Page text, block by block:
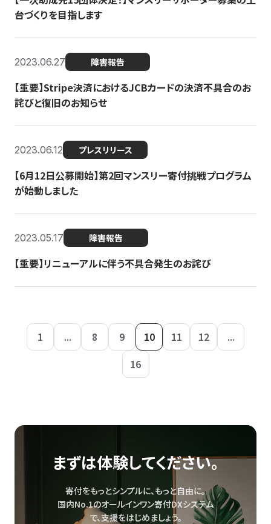
台づくりを目指します
2023.06.27 障害報告
【重要】Stripe決済におけるJCBカードの決済不具合のお
詫びと復旧のお知らせ
2023.06.12 プレスリリース
【6月12日公募開始】第2回マンスリー寄付挑戦プログラム
が始動しました
2023.05.17 障害報告
【重要】リニューアルに伴う不具合発生のお詫び
1 ... 8 9 10 11 12
...
16
まずは体験してください。
寄付をもっとシンプルに、もっと自由に。
国内No.1のオールインワン寄付DXシステム
で、支援をはじめましょう。